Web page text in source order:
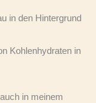
in den Hintergrund
Kohlenhydraten in
in meinem